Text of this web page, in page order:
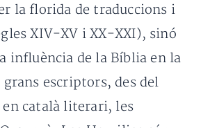
la florida de traduccions i
XIV-XV i XX-XXI), sinó
influència de la Bíblia en la
escriptors, des del
català literari, les